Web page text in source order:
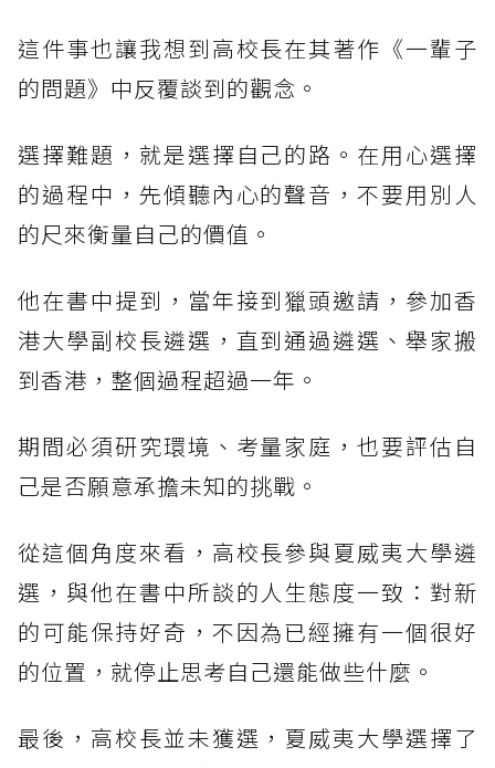
這件事也讓我想到高校長在其著作《一輩子
的問題》中反覆談到的觀念。
選擇難題，就是選擇自己的路。在用心選擇
的過程中，先傾聽內心的聲音，不要用別人
的尺來衡量自己的價值。
他在書中提到，當年接到獵頭邀請，參加香
港大學副校長遴選，直到通過遴選、舉家搬
到香港，整個過程超過一年。
期間必須研究環境、考量家庭，也要評估自
己是否願意承擔未知的挑戰。
從這個角度來看，高校長參與夏威夷大學遴
選，與他在書中所談的人生態度一致：對新
的可能保持好奇，不因為已經擁有一個很好
的位置，就停止思考自己還能做些什麼。
最後，高校長並未獲選，夏威夷大學選擇了